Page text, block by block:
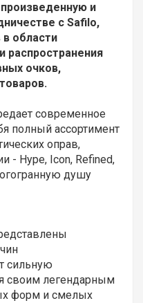
и
с Safilo,
области
распространения
очков,
современное
полный ассортимент
оправ,
- Hype, Icon, Refined,
душу
сильную
своим легендарным
форм и смелых